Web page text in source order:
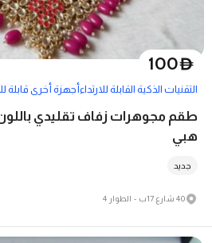
D
100
التقنيات الذكية القابلة للارتداءأجهزة أخرى قابلة
طقم مجوهرات زفاف تقليدي باللون
هبي
جديد
40 شارع 17ب - الطوار 4